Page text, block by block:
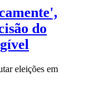
do
eleições em